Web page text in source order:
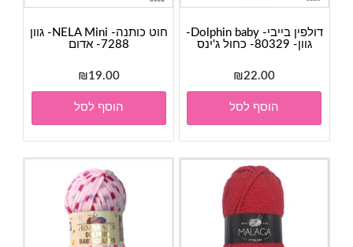
דולפין בייבי- Dolphin baby-
גוון- 80329- כחול ג'ינס
₪22.00
הוסף לסל
חוט כותנה- NELA Mini- גוון
7288- אדום
₪19.00
הוסף לסל